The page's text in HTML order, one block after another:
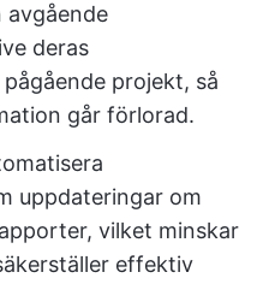
avgående
deras
projekt, så
går förlorad.
uppdateringar om
vilket minskar
effektiv